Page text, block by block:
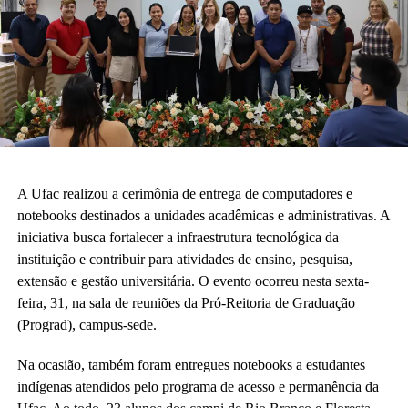
curso de Nutrição, Danila Torres de Araújo Frade Nogueira; a
representante do CA Josué de Castro, Érica de Paiva; o
representante da atlética Devoradora, Abraão Fernande Taveira;
o prefeito Gerlen Diniz (PP); e a secretária adjunta de Educação
Municipal, Alciléia Maia.
Leia Mais: UFAC
A Ufac realizou a cerimônia de entrega de computadores e
notebooks destinados a unidades acadêmicas e administrativas. A
iniciativa busca fortalecer a infraestrutura tecnológica da
instituição e contribuir para atividades de ensino, pesquisa,
extensão e gestão universitária. O evento ocorreu nesta sexta-
feira, 31, na sala de reuniões da Pró-Reitoria de Graduação
(Prograd), campus-sede.
Na ocasião, também foram entregues notebooks a estudantes
indígenas atendidos pelo programa de acesso e permanência da